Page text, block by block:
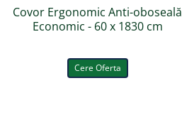
Covor Ergonomic Anti-oboseală
Economic - 60 x 1830 cm
Cere Oferta